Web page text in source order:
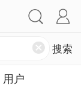
用户